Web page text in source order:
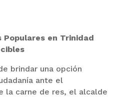
Populares en Trinidad
brindar una opción
ante el
la carne de res, el alcalde